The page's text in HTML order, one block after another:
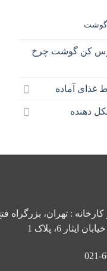
گوشت
کن گوشت چرخ
غذای آماده
دهنده
: تهران، بزرگراه
6، پلاک 1